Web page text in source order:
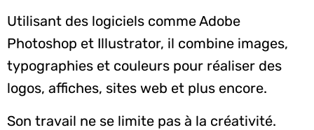
Utilisant des logiciels comme Adobe
Photoshop et Illustrator, il combine images,
typographies et couleurs pour réaliser des
logos, affiches, sites web et plus encore.
Son travail ne se limite pas à la créativité.